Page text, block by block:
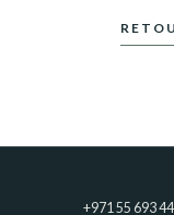
+971 55 693